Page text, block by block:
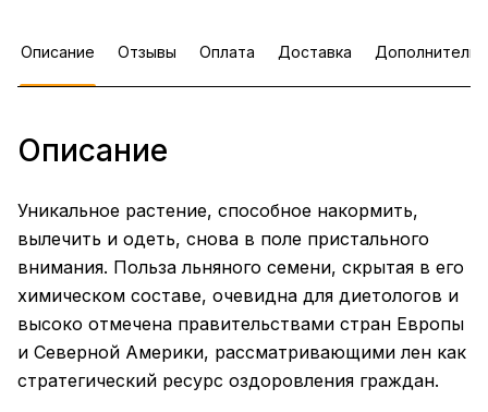
Описание Отзывы Оплата Доставка
Описание
Уникальное растение, способное накормить,
вылечить и одеть, снова в поле пристального
внимания. Польза льняного семени, скрытая в его
химическом составе, очевидна для диетологов и
высоко отмечена правительствами стран Европы
и Северной Америки, рассматривающими лен как
стратегический ресурс оздоровления граждан.